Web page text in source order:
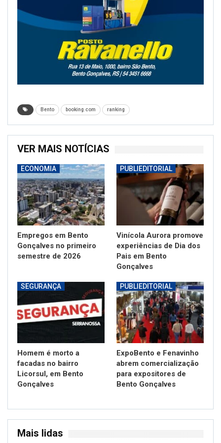
Bento booking.com ranking
VER MAIS NOTÍCIAS
ECONOMIA
Empregos em Bento
Gonçalves no primeiro
semestre de 2026
PUBLIEDITORIAL
Vinícola Aurora promove
experiências de Dia dos
Pais em Bento
Gonçalves
SEGURANÇA
Homem é morto a
facadas no bairro
Licorsul, em Bento
Gonçalves
PUBLIEDITORIAL
ExpoBento e Fenavinho
abrem comercialização
para expositores de
Bento Gonçalves
Mais lidas